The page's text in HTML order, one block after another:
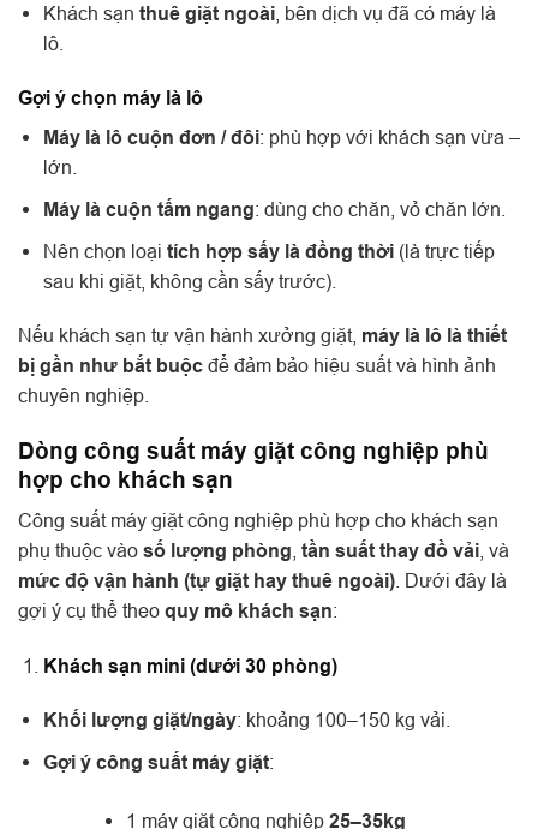
Khách sạn thuê giặt ngoài, bên dịch vụ đã có máy là
lô.
Gợi ý chọn máy là lô
Máy là lô cuộn đơn / đôi: phù hợp với khách sạn vừa –
lớn.
Máy là cuộn tấm ngang: dùng cho chăn, vỏ chăn lớn.
Nên chọn loại tích hợp sấy là đồng thời(là trực tiếp
sau khi giặt, không cần sấy trước).
Nếu khách sạn tự vận hành xưởng giặt, máy là lô là thiết
bị gần như bắt buộc để đảm bảo hiệu suất và hình ảnh
chuyên nghiệp.
Dòng công suất máy giặt công nghiệp phù
hợp cho khách sạn
Công suất máy giặt công nghiệp phù hợp cho khách sạn
phụ thuộc vào số lượng phòng tần suất thay đồ vải , và
mức độ vận hành (tự giặt hay thuê ngoài) . Dưới đây là
gợi ý cụ thể theo quy mô khách sạn:
Khách sạn mini (dưới 30 phòng)
Khối lượng giặt/ngày: khoảng 100–150 kg vải.
Gợi ý công suất máy giặt:
1 máy giặt công nghiệp 25–35kg